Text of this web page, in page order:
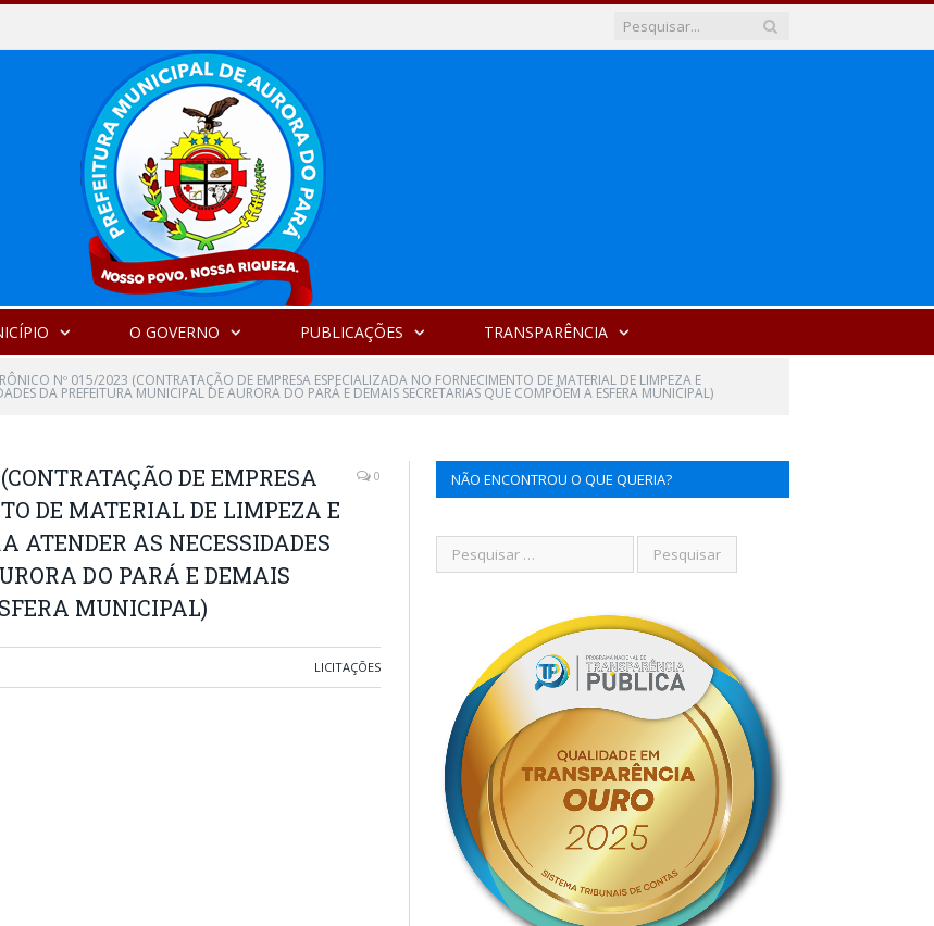
O GOVERNO PUBLICAÇÕES TRANSPARÊNCIA
Nº 015/2023 (CONTRATAÇÃO DE EMPRESA ESPECIALIZADA NO FORNECIMENTO DE MATERIAL DE LIMPEZA E
DA PREFEITURA MUNICIPAL DE AURORA DO PARÁ E DEMAIS SECRETARIAS QUE COMPÕEM A ESFERA MUNICIPAL)
DE EMPRESA
DE MATERIAL DE LIMPEZA E
ATENDER AS NECESSIDADES
DO PARÁ E DEMAIS
MUNICIPAL)
0
LICITAÇÕES
NÃO ENCONTROU O QUE QUERIA?